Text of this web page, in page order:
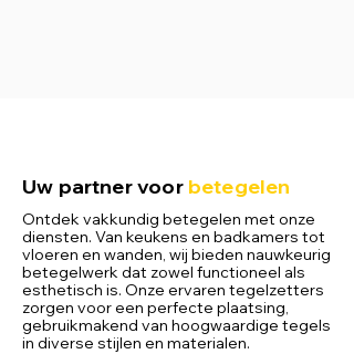
Uw partner voor betegelen
Ontdek vakkundig betegelen met onze
diensten. Van keukens en badkamers tot
vloeren en wanden, wij bieden nauwkeurig
betegelwerk dat zowel functioneel als
esthetisch is. Onze ervaren tegelzetters
zorgen voor een perfecte plaatsing,
gebruikmakend van hoogwaardige tegels
in diverse stijlen en materialen.